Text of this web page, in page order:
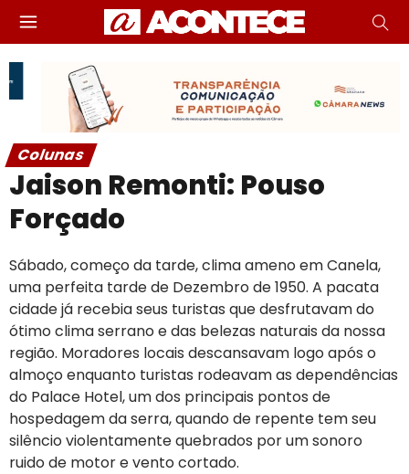
Colunas
Jaison Remonti: Pouso
Forçado
Sábado, começo da tarde, clima ameno em Canela,
uma perfeita tarde de Dezembro de 1950. A pacata
cidade já recebia seus turistas que desfrutavam do
ótimo clima serrano e das belezas naturais da nossa
região. Moradores locais descansavam logo após o
almoço enquanto turistas rodeavam as dependências
do Palace Hotel, um dos principais pontos de
hospedagem da serra, quando de repente tem seu
silêncio violentamente quebrados por um sonoro
ruido de motor e vento cortado.